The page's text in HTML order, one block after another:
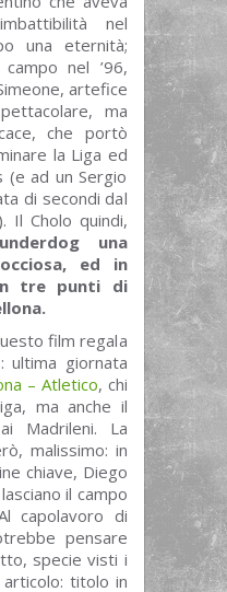
nel
una eternità;
nel ’96,
artefice
ma
che portò
la Liga ed
(e ad un Sergio
di secondi dal
Il Cholo quindi,
una
ed in
tre punti di
film regala
ultima giornata
– Atletico, chi
ma anche il
Madrileni. La
malissimo: in
chiave, Diego
il campo
capolavoro di
pensare
specie visti i
titolo in